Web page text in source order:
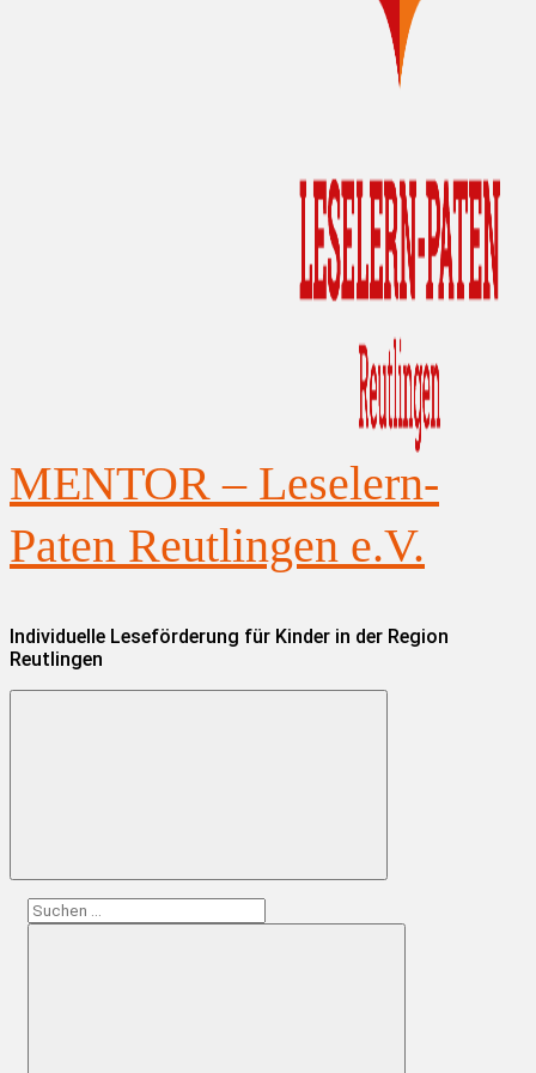
MENTOR – Leselern-
Paten Reutlingen e.V.
Individuelle Leseförderung für Kinder in der Region
Reutlingen
Suchen
nach: